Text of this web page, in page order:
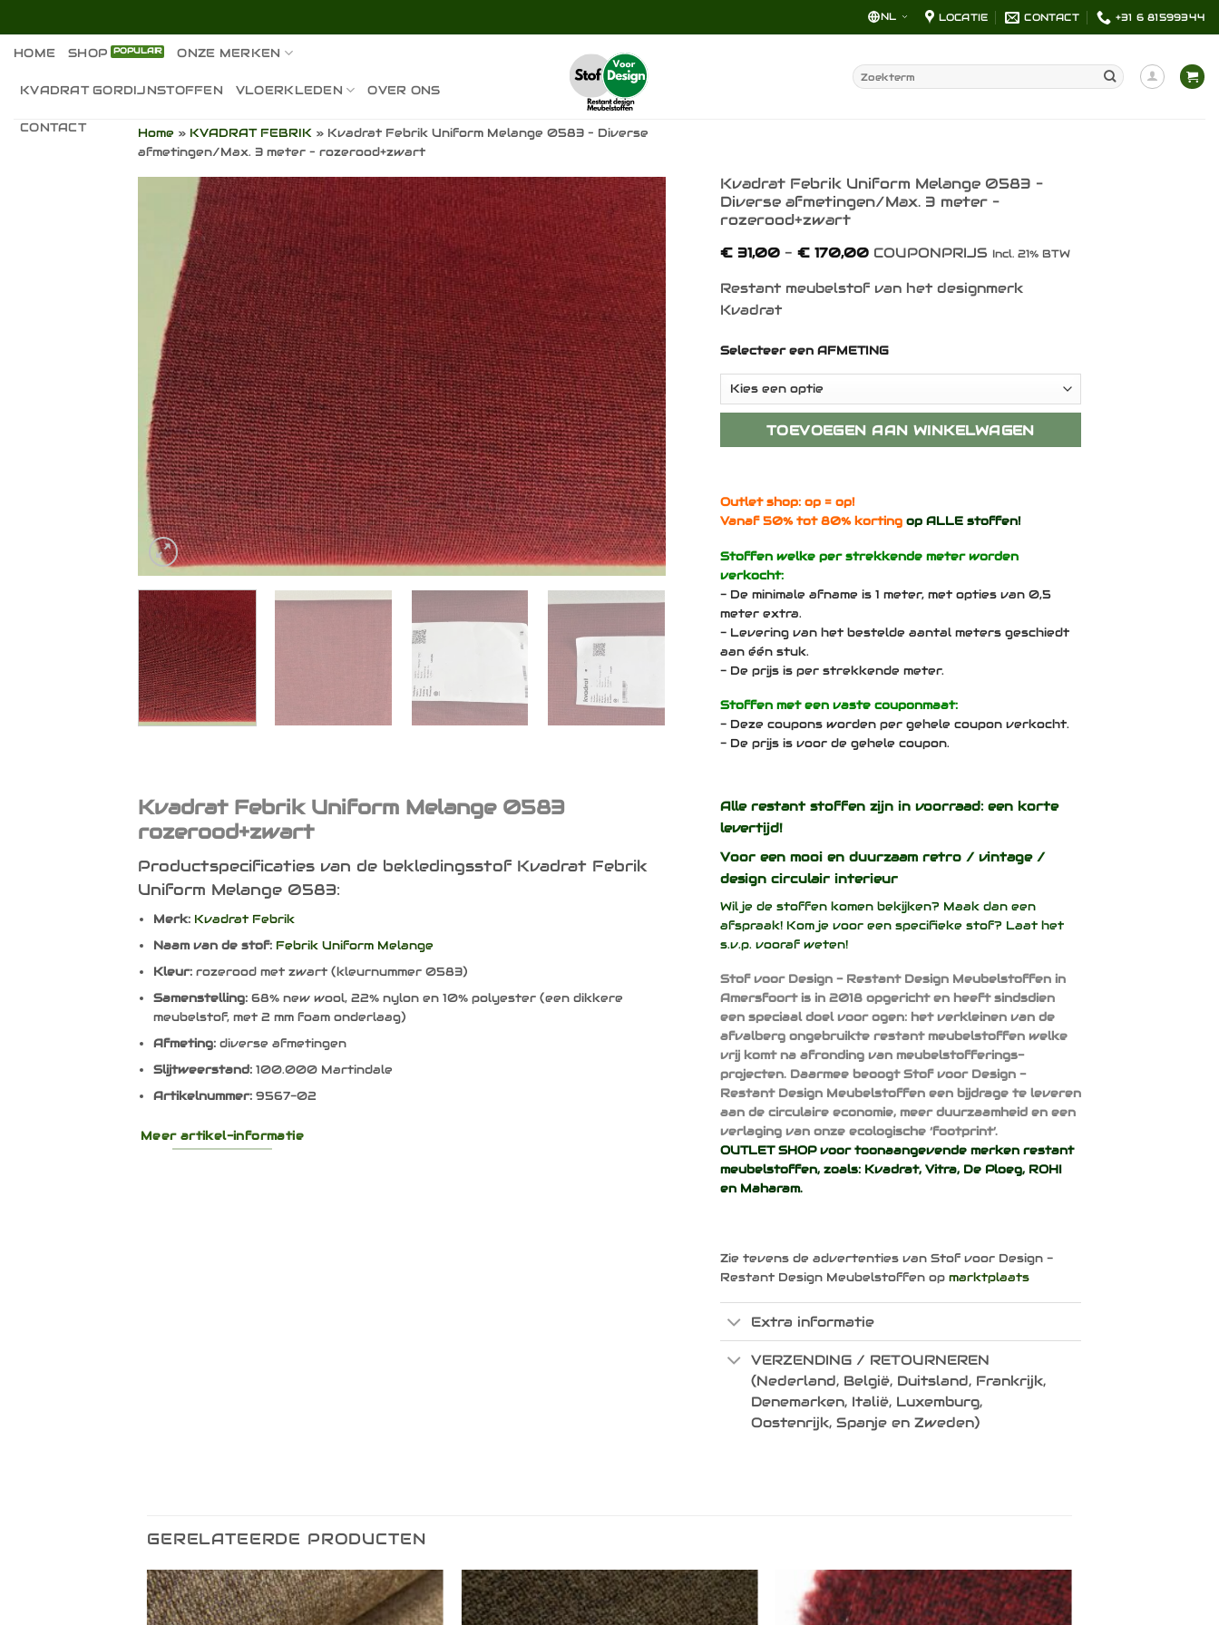
inhoud
NL LOCATIE CONTACT +31 6 81599344
HOME SHOP ONZE MERKEN
KVADRAT GORDIJNSTOFFEN VLOERKLEDEN OVER ONS
CONTACT
Zoeken
naar:
Home » KVADRAT FEBRIK » Kvadrat Febrik Uniform Melange 0583 – Diverse
afmetingen/Max. 3 meter – rozerood+zwart
Toevoegen
aan
verlanglijst
Kvadrat Febrik Uniform Melange 0583 –
Diverse afmetingen/Max. 3 meter –
rozerood+zwart
€31,00 - €170,00Prijsklasse:
tot
€ 170,00
COUPONPRIJS Incl. 21% BTW
Restant meubelstof van het designmerk
Kvadrat
Selecteer een AFMETING
TOEVOEGEN AAN WINKELWAGEN
Outlet shop: op = op!
Vanaf 50% tot 80% korting op ALLE stoffen!
Stoffen welke per strekkende meter worden
verkocht:
- De minimale afname is 1 meter, met opties van 0,5
meter extra.
- Levering van het bestelde aantal meters geschiedt
aan één stuk.
- De prijs is per strekkende meter.
Stoffen met een vaste couponmaat:
- Deze coupons worden per gehele coupon verkocht.
- De prijs is voor de gehele coupon.
Kvadrat Febrik Uniform Melange 0583
rozerood+zwart
Productspecificaties van de bekledingsstof Kvadrat Febrik
Uniform Melange 0583:
Merk: Kvadrat Febrik
Naam van de stof: Febrik Uniform Melange
Kleur:rozerood met zwart (kleurnummer 0583)
Samenstelling: 68% new wool, 22% nylon en 10% polyester (een dikkere
meubelstof, met 2 mm foam onderlaag)
Afmeting: diverse afmetingen
Slijtweerstand: 100.000 Martindale
Artikelnummer: 9567-02
Meer artikel-informatie
Alle restant stoffen zijn in voorraad: een korte
levertijd!
Voor een mooi en duurzaam retro / vintage /
design circulair interieur
Wil je de stoffen komen bekijken? Maak dan een
afspraak! Kom je voor een specifieke stof? Laat het
s.v.p. vooraf weten!
Stof voor Design - Restant Design Meubelstoffen in
Amersfoort is in 2018 opgericht en heeft sindsdien
een speciaal doel voor ogen: het verkleinen van de
afvalberg ongebruikte restant meubelstoffen welke
vrij komt na afronding van meubelstofferings-
projecten. Daarmee beoogt Stof voor Design -
Restant Design Meubelstoffen een bijdrage te leveren
aan de circulaire economie, meer duurzaamheid en een
verlaging van onze ecologische ‘footprint’.
OUTLET SHOP voor toonaangevende merken restant
meubelstoffen, zoals: Kvadrat, Vitra, De Ploeg, ROHI
en Maharam.
Zie tevens de advertenties van Stof voor Design -
Restant Design Meubelstoffen op marktplaats
Extra informatie
VERZENDING / RETOURNEREN
(Nederland, België, Duitsland, Frankrijk,
Denemarken, Italië, Luxemburg,
Oostenrijk, Spanje en Zweden)
GERELATEERDE PRODUCTEN
Toevoegen
Toevoegen
Toevoegen